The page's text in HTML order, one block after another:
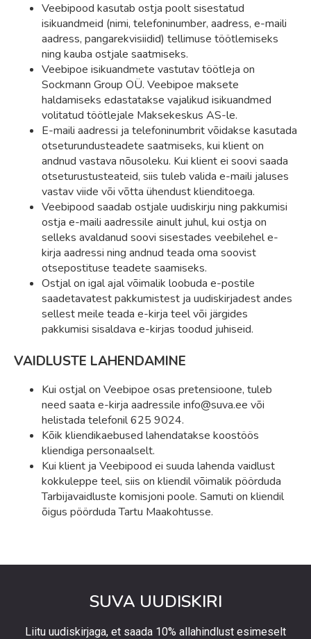
Veebipood kasutab ostja poolt sisestatud
isikuandmeid (nimi, telefoninumber, aadress, e-maili
aadress, pangarekvisiidid) tellimuse töötlemiseks
ning kauba ostjale saatmiseks.
Veebipoe isikuandmete vastutav töötleja on
Sockmann Group OÜ. Veebipoe maksete
haldamiseks edastatakse vajalikud isikuandmed
volitatud töötlejale Maksekeskus AS-le.
E-maili aadressi ja telefoninumbrit võidakse kasutada
otseturundusteadete saatmiseks, kui klient on
andnud vastava nõusoleku. Kui klient ei soovi saada
otseturustusteateid, siis tuleb valida e-maili jaluses
vastav viide või võtta ühendust klienditoega.
Veebipood saadab ostjale uudiskirju ning pakkumisi
ostja e-maili aadressile ainult juhul, kui ostja on
selleks avaldanud soovi sisestades veebilehel e-
kirja aadressi ning andnud teada oma soovist
otsepostituse teadete saamiseks.
Ostjal on igal ajal võimalik loobuda e-postile
saadetavatest pakkumistest ja uudiskirjadest andes
sellest meile teada e-kirja teel või järgides
pakkumisi sisaldava e-kirjas toodud juhiseid.
VAIDLUSTE LAHENDAMINE
Kui ostjal on Veebipoe osas pretensioone, tuleb
need saata e-kirja aadressile info@suva.ee või
helistada telefonil 625 9024.
Kõik kliendikaebused lahendatakse koostöös
kliendiga personaalselt.
Kui klient ja Veebipood ei suuda lahenda vaidlust
kokkuleppe teel, siis on kliendil võimalik pöörduda
Tarbijavaidluste komisjoni poole. Samuti on kliendil
õigus pöörduda Tartu Maakohtusse.
SUVA UUDISKIRI
Liitu uudiskirjaga, et saada 10% allahindlust esimeselt